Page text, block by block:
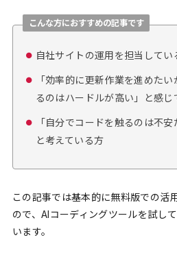
こんな方におすすめの記事です
自社サイトの運用を担当して
「効率的に更新作業を進めた
るのはハードルが高い」と感じ
「自分でコードを触るのは不安
と考えている方
この記事では基本的に無料版での活
ので、AIコーディングツールを試し
います。